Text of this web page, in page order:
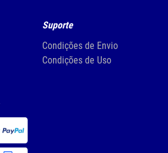
Suporte
Condições de Envio
Condições de Uso